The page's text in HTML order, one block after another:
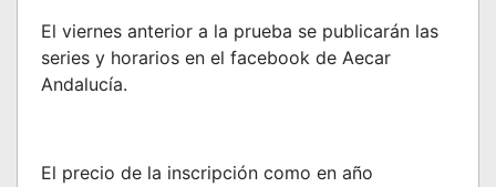
El viernes anterior a la prueba se publicarán las
series y horarios en el facebook de Aecar
Andalucía.
El precio de la inscripción como en año